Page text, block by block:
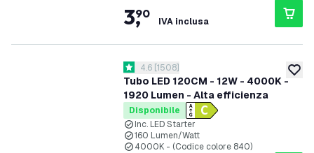
3,
90
IVA inclusa
Tubo LED 120CM - 12W - 4000K -
1920 Lumen - Alta efficienza
apri il cassetto delle recensioni
4.6 stelle di valutazione
4.6 [1508]
Disponibile
Inc. LED Starter
160 Lumen/Watt
4000K - (Codice colore 840)